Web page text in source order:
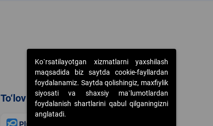
To‘lov usullari
Ko`rsatilayotgan xizmatlarni yaxshilash
maqsadida biz saytda cookie-fayllardan
foydalanamiz. Saytda qolishingiz, maxfiylik
siyosati va shaxsiy ma`lumotlardan
foydalanish shartlarini qabul qilganingizni
anglatadi.